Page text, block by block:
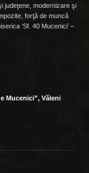
judeţene, modernizare şi
forţă de muncă
‘Sf. 40 Mucenici’ –
Mucenici”, Văleni